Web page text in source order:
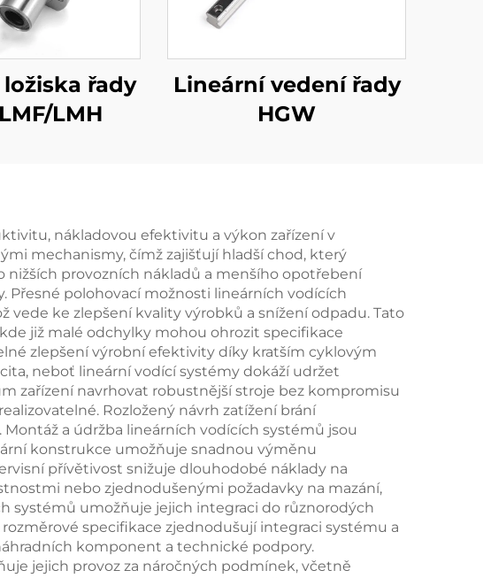
řady
LMH
Lineární vedení řady
HGW
nákladovou efektivitu a výkon zařízení v
mechanismy, čímž zajišťují hladší chod, který
nižších provozních nákladů a menšího opotřebení
polohovací možnosti lineárních vodících
ke zlepšení kvality výrobků a snížení odpadu. Tato
již malé odchylky mohou ohrozit specifikace
zlepšení výrobní efektivity díky kratším cyklovým
neboť lineární vodící systémy dokáží udržet
zařízení navrhovat robustnější stroje bez kompromisu
Rozložený návrh zatížení brání
a údržba lineárních vodících systémů jsou
konstrukce umožňuje snadnou výměnu
přívětivost snižuje dlouhodobé náklady na
nebo zjednodušenými požadavky na mazání,
systémů umožňuje jejich integraci do různorodých
specifikace zjednodušují integraci systému a
komponent a technické podpory.
jejich provoz za náročných podmínek, včetně